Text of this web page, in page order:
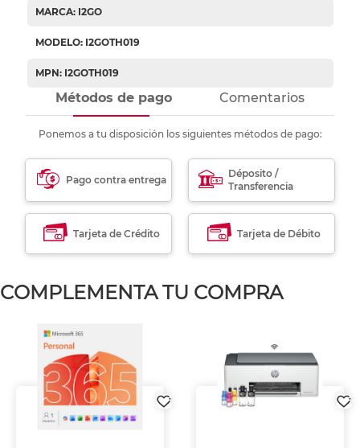
MARCA: I2GO
MODELO: I2GOTH019
MPN: I2GOTH019
Métodos de pago Comentarios
Ponemos a tu disposición los siguientes métodos de pago:
Pago contra entrega
Déposito /
Transferencia
Tarjeta de Crédito Tarjeta de Débito
COMPLEMENTA TU COMPRA